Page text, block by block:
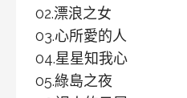
12 關仔嶺之戀
13 黯淡的月
14 落大雨彼一日
15
因為我是男性
02.漂浪之女
03.心所愛的人
04.星星知我心
05.綠島之夜